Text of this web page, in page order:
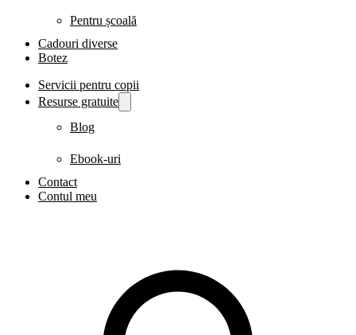
Pentru școală
Cadouri diverse
Botez
Servicii pentru copii
Resurse gratuite
Blog
Ebook-uri
Contact
Contul meu